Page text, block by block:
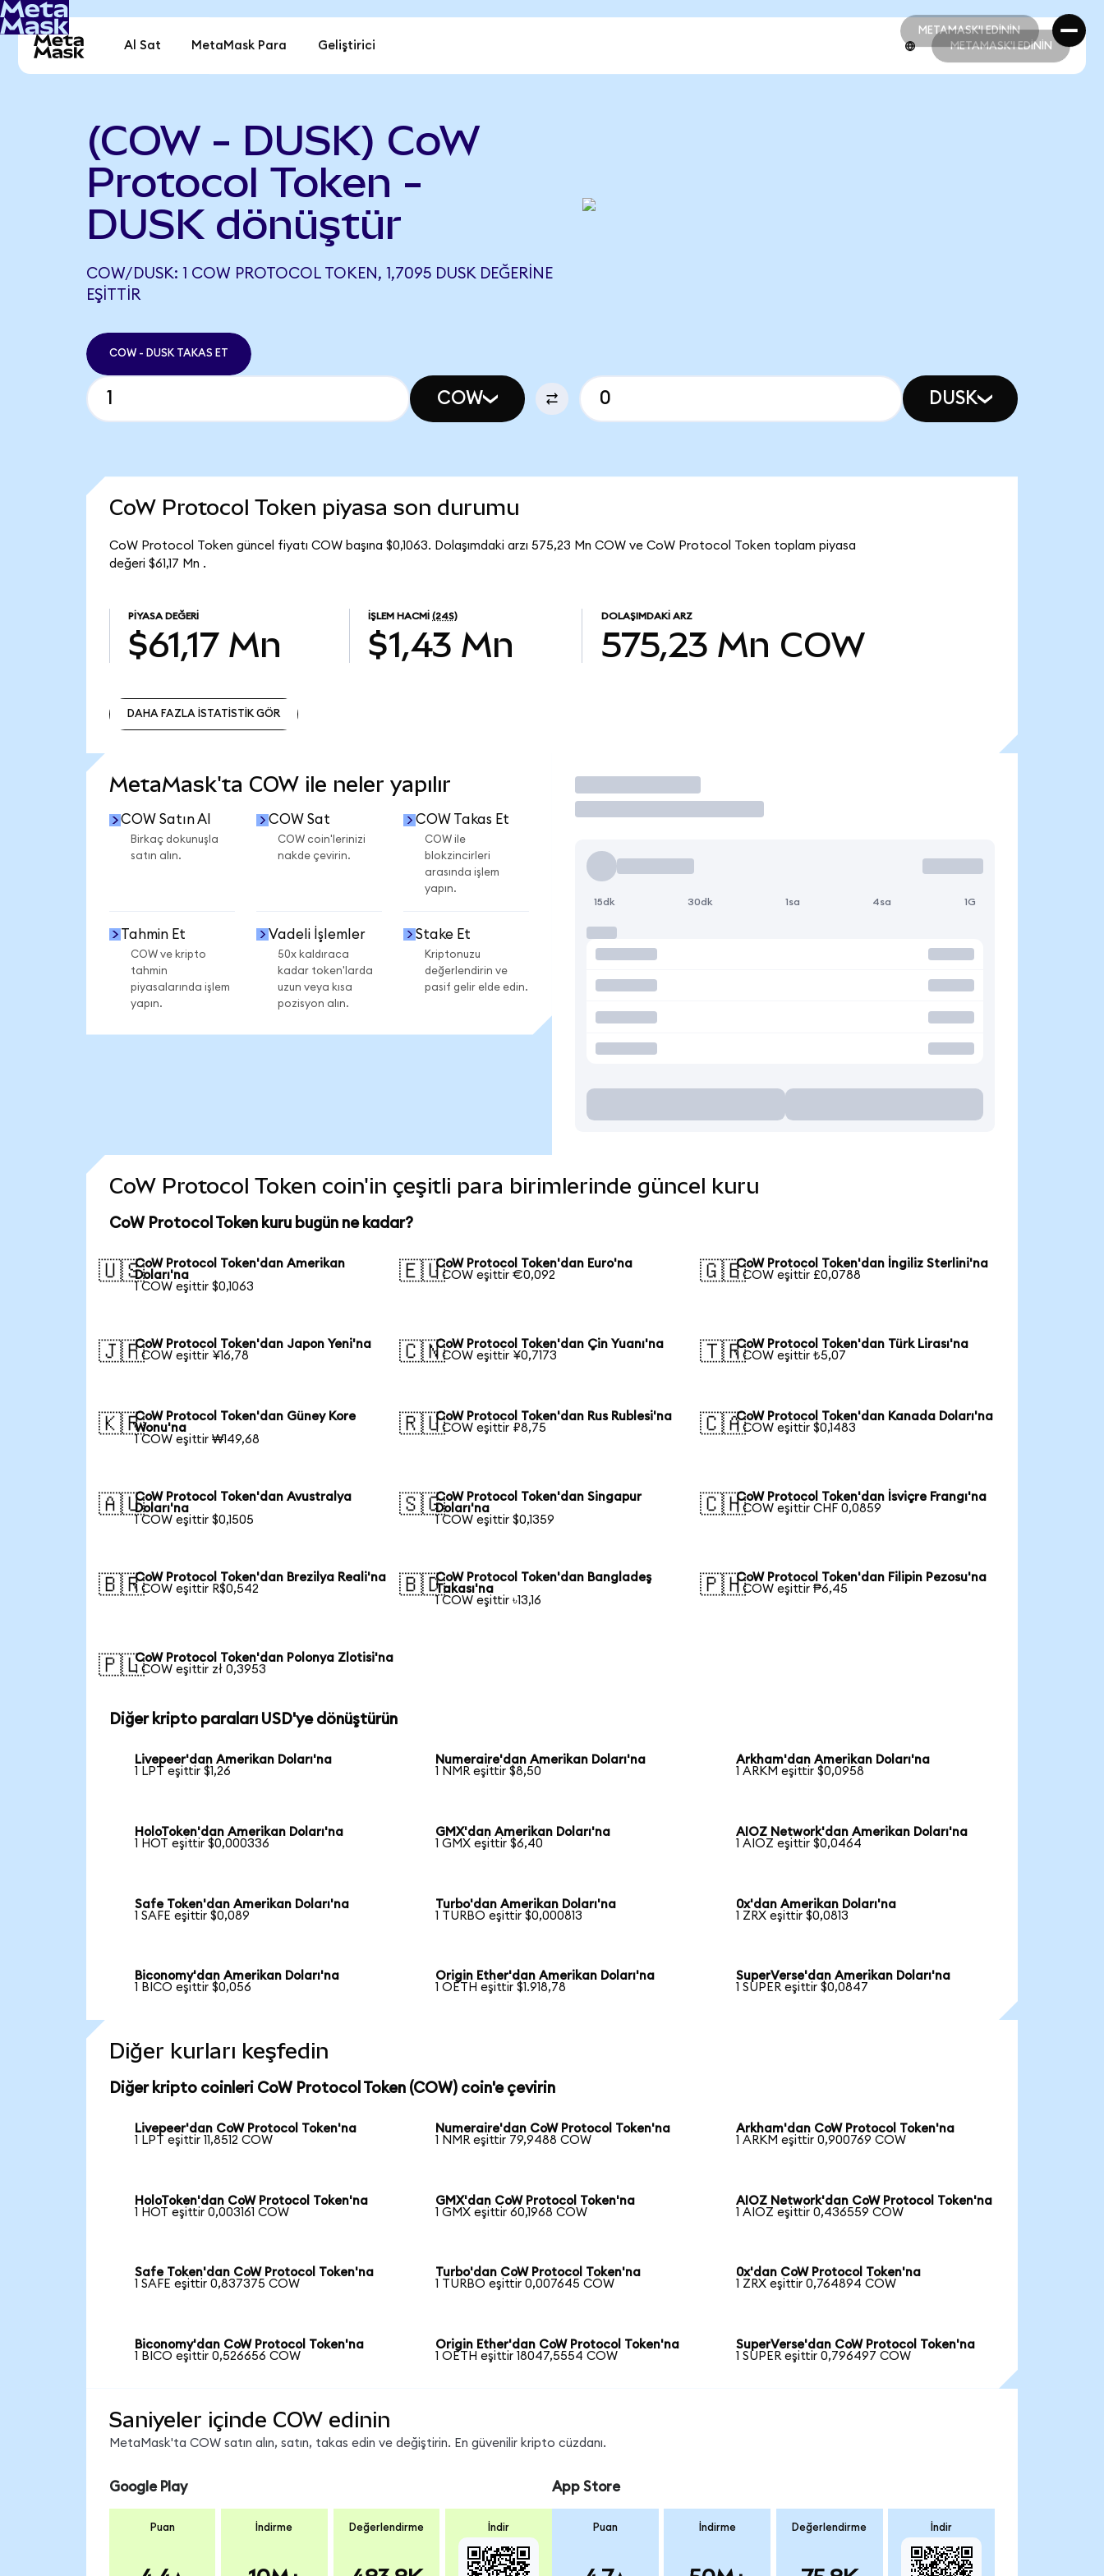
METAMASK'I EDİNİN
METAMASK'I EDİNİN
Al Sat MetaMask Para Geliştirici METAMASK'I EDİNİN
(COW - DUSK) CoW
Protocol Token -
DUSK dönüştür
COW/DUSK: 1 COW PROTOCOL TOKEN, 1,7095 DUSK DEĞERINE
EŞITTIR
COW - DUSK TAKAS ET
COW DUSK
CoW Protocol Token piyasa son durumu
CoW Protocol Token güncel fiyatı COW başına $0,1063. Dolaşımdaki arzı 575,23 Mn COW ve CoW Protocol Token toplam piyasa
değeri $61,17 Mn .
PIYASA DEĞERI
$61,17 Mn
İŞLEM HACMI (24S)
$1,43 Mn
DOLAŞIMDAKI ARZ
575,23 Mn COW
DAHA FAZLA İSTATİSTİK GÖR
MetaMask'ta COW ile neler yapılır
COW Satın Al
Birkaç dokunuşla
satın alın.
COW Sat
COW coin'lerinizi
nakde çevirin.
COW Takas Et
COW ile
blokzincirleri
arasında işlem
yapın.
Tahmin Et
COW ve kripto
tahmin
piyasalarında işlem
yapın.
Vadeli İşlemler
50x kaldıraca
kadar token'larda
uzun veya kısa
pozisyon alın.
Stake Et
Kriptonuzu
değerlendirin ve
pasif gelir elde edin.
İşlem Yap
15dk 30dk 1sa 4sa 1G
CoW Protocol Token coin'in çeşitli para birimlerinde güncel kuru
CoW Protocol Token kuru bugün ne kadar?
🇺🇸CoW Protocol Token'dan Amerikan
Doları'na
1 COW eşittir $0,1063
🇪🇺CoW Protocol Token'dan Euro'na
1 COW eşittir €0,092
🇬🇧CoW Protocol Token'dan İngiliz Sterlini'na
1 COW eşittir £0,0788
🇯🇵CoW Protocol Token'dan Japon Yeni'na
1 COW eşittir ¥16,78
🇨🇳CoW Protocol Token'dan Çin Yuanı'na
1 COW eşittir ¥0,7173
🇹🇷CoW Protocol Token'dan Türk Lirası'na
1 COW eşittir ₺5,07
🇰🇷CoW Protocol Token'dan Güney Kore
Wonu'na
1 COW eşittir ₩149,68
🇷🇺CoW Protocol Token'dan Rus Rublesi'na
1 COW eşittir ₽8,75
🇨🇦CoW Protocol Token'dan Kanada Doları'na
1 COW eşittir $0,1483
🇦🇺CoW Protocol Token'dan Avustralya
Doları'na
1 COW eşittir $0,1505
🇸🇬CoW Protocol Token'dan Singapur
Doları'na
1 COW eşittir $0,1359
🇨🇭CoW Protocol Token'dan İsviçre Frangı'na
1 COW eşittir CHF 0,0859
🇧🇷CoW Protocol Token'dan Brezilya Reali'na
1 COW eşittir R$0,542
🇧🇩CoW Protocol Token'dan Bangladeş
Takası'na
1 COW eşittir ৳13,16
🇵🇭CoW Protocol Token'dan Filipin Pezosu'na
1 COW eşittir ₱6,45
🇵🇱CoW Protocol Token'dan Polonya Zlotisi'na
1 COW eşittir zł 0,3953
Diğer kripto paraları USD'ye dönüştürün
Livepeer'dan Amerikan Doları'na
1 LPT eşittir $1,26
Numeraire'dan Amerikan Doları'na
1 NMR eşittir $8,50
Arkham'dan Amerikan Doları'na
1 ARKM eşittir $0,0958
HoloToken'dan Amerikan Doları'na
1 HOT eşittir $0,000336
GMX'dan Amerikan Doları'na
1 GMX eşittir $6,40
AIOZ Network'dan Amerikan Doları'na
1 AIOZ eşittir $0,0464
Safe Token'dan Amerikan Doları'na
1 SAFE eşittir $0,089
Turbo'dan Amerikan Doları'na
1 TURBO eşittir $0,000813
0x'dan Amerikan Doları'na
1 ZRX eşittir $0,0813
Biconomy'dan Amerikan Doları'na
1 BICO eşittir $0,056
Origin Ether'dan Amerikan Doları'na
1 OETH eşittir $1.918,78
SuperVerse'dan Amerikan Doları'na
1 SUPER eşittir $0,0847
Diğer kurları keşfedin
Diğer kripto coinleri CoW Protocol Token (COW) coin'e çevirin
Livepeer'dan CoW Protocol Token'na
1 LPT eşittir 11,8512 COW
Numeraire'dan CoW Protocol Token'na
1 NMR eşittir 79,9488 COW
Arkham'dan CoW Protocol Token'na
1 ARKM eşittir 0,900769 COW
HoloToken'dan CoW Protocol Token'na
1 HOT eşittir 0,003161 COW
GMX'dan CoW Protocol Token'na
1 GMX eşittir 60,1968 COW
AIOZ Network'dan CoW Protocol Token'na
1 AIOZ eşittir 0,436559 COW
Safe Token'dan CoW Protocol Token'na
1 SAFE eşittir 0,837375 COW
Turbo'dan CoW Protocol Token'na
1 TURBO eşittir 0,007645 COW
0x'dan CoW Protocol Token'na
1 ZRX eşittir 0,764894 COW
Biconomy'dan CoW Protocol Token'na
1 BICO eşittir 0,526656 COW
Origin Ether'dan CoW Protocol Token'na
1 OETH eşittir 18047,5554 COW
SuperVerse'dan CoW Protocol Token'na
1 SUPER eşittir 0,796497 COW
Saniyeler içinde COW edinin
MetaMask'ta COW satın alın, satın, takas edin ve değiştirin. En güvenilir kripto cüzdanı.
Google Play
Puan İndirme Değerlendirme İndir
App Store
Puan İndirme Değerlendirme İndir